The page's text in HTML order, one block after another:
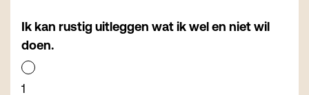
Ik kan rustig uitleggen wat ik wel en niet wil
doen.
1